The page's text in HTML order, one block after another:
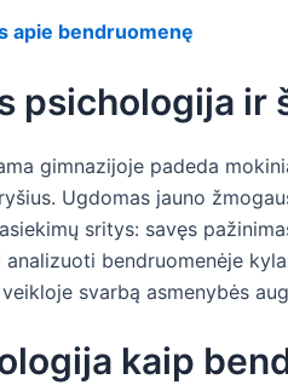
apie bendruomenę
psichologija ir
gimnazijoje padeda
Ugdomas jauno
sritys: savęs
bendruomenėje
svarbą asmenybės
kaip